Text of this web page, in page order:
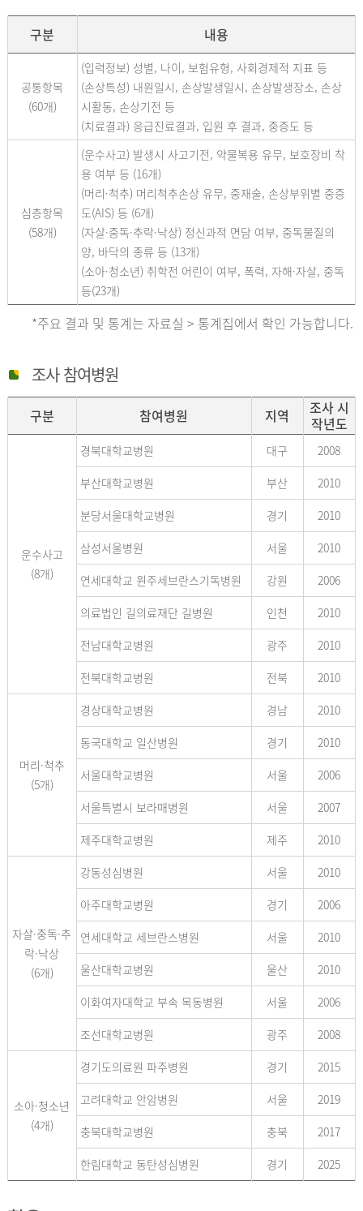
구분 내용
공통항목
(60개)
(입력정보) 성별, 나이, 보험유형, 사회경제적 지표 등
(손상특성) 내원일시, 손상발생일시, 손상발생장소, 손상
시활동, 손상기전 등
(치료결과) 응급진료결과, 입원 후 결과, 중증도 등
심층항목
(58개)
(운수사고) 발생시 사고기전, 약물복용 유무, 보호장비 착
용 여부 등 (16개)
(머리·척추) 머리척추손상 유무, 중재술, 손상부위별 중증
도(AIS) 등 (6개)
(자살·중독·추락·낙상) 정신과적 면담 여부, 중독물질의
양, 바닥의 종류 등 (13개)
(소아·청소년) 취학전 어린이 여부, 폭력, 자해·자살, 중독
등(23개)
*주요 결과 및 통계는 자료실 > 통계집에서 확인 가능합니다.
조사 참여병원
구분 참여병원 지역
조사 시
작년도
운수사고
(8개)
경북대학교병원 대구
2008
부산대학교병원
부산
2010
분당서울대학교병원
경기
2010
삼성서울병원
서울
2010
연세대학교 원주세브란스기독병원
강원
2006
의료법인 길의료재단 길병원
인천
2010
전남대학교병원
광주
2010
전북대학교병원
전북 2010
머리·척추
(5개)
경상대학교병원 경남
2010
동국대학교 일산병원
경기
2010
서울대학교병원
서울
2006
서울특별시 보라매병원
서울
2007
제주대학교병원
제주 2010
자살·중독·추
락·낙상
(6개)
강동성심병원 서울
2010
아주대학교병원
경기
2006
연세대학교 세브란스병원
서울
2010
울산대학교병원
울산
2010
이화여자대학교 부속 목동병원
서울
2006
조선대학교병원
광주 2008
소아·청소년
(4개)
경기도의료원 파주병원 경기
2015
고려대학교 안암병원
서울
2019
충북대학교병원
충북
2017
한림대학교 동탄성심병원
경기 2025